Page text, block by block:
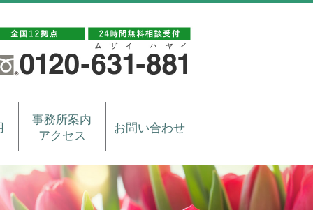
事務所案内
アクセス
お問い合わせ